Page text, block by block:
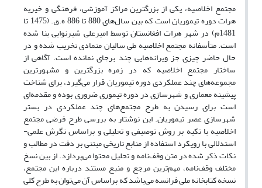
مجتمع اخلاصیه، یکی از بزرگترین مراکز آموزشی، فرهنگی و خیریه‌
هرات دوره تیموریان است که بین سال‌های 880 تا 886 ه.ق. (1475 تا
1481م) در شهر هرات افغانستان توسط امیر‌علی ‌شیرنوایی بنا شده
است. متأسفانه مجتمع اخلاصیه طی سالیان متمادی تخریب شده و در
حال حاضر چیزی جز ویرانه‌هایی چند برجای نمانده است. آگاهی از
ساختار مجتمع اخلاصیه که در زمره بزرگترین و مشهورترین
مجموعه‌های چند عملکردی دوره تیموریان قرار می‌گیرد، برای شناخت
پیشینه معماری و شهرسازی در دوره تیموری ضروری بوده و مقدمه‌ای
است برای رسیدن به طرح مجتمع‌های چند عملکردی در بستر
شهرسازی عصر تیموریان. این نوشتار به بررسی طرح فرضی مجتمع
اخلاصیه با تکیه بر روش توصیفی و تحلیلی و براساس نگرش علمی-
استدلالی با رویکرد استفاده از منابع تاریخی مبتنی بر دقت در مطالب و
نکات ذکر شده در متن وقف‌نامه و تحلیل محتوا می‌پردازد. از بین نسخ
مختلف وقف‌نامه، مهم‌ترین مرجع و منبع مستند درباره این مجتمع،
نسخه کتابخانه ملی فرانسه می‌باشد که بر‌اساس آن می‌توان به طرح کلی